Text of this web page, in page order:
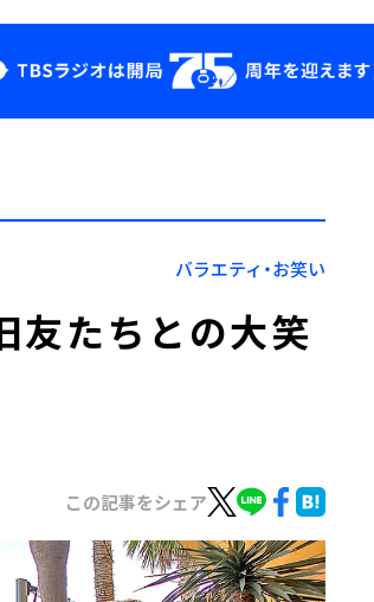
YouTube
会社情報
バラエティ・お笑い
友たちとの大笑
この記事をシェア